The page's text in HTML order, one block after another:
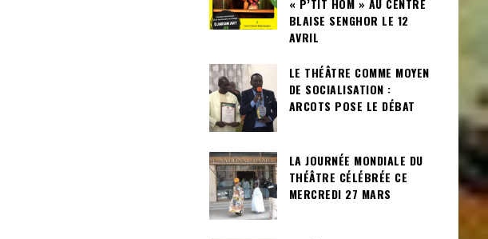
« P’TIT HOM » AU CENTRE
BLAISE SENGHOR LE 12
AVRIL
LE THÉÂTRE COMME MOYEN
DE SOCIALISATION :
ARCOTS POSE LE DÉBAT
LA JOURNÉE MONDIALE DU
THÉÂTRE CÉLÉBRÉE CE
MERCREDI 27 MARS